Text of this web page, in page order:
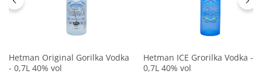
Hetman Original Gorilka Vodka
- 0,7L 40% vol
Hetman ICE Grorilka Vodka -
0,7L 40% vol